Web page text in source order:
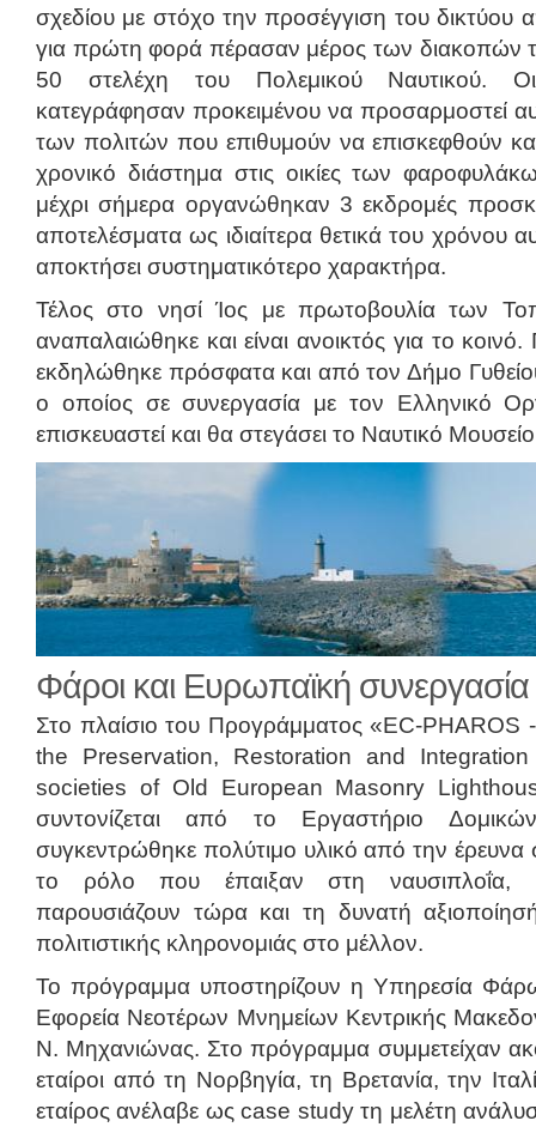
σχεδίου με στόχο την προσέγγιση του
για πρώτη φορά πέρασαν μέρος των διακοπών
50 στελέχη του Πολεμικού Ναυτικού.
κατεγράφησαν προκειμένου να προσαρμοστεί
των πολιτών που επιθυμούν να επισκεφθούν
χρονικό διάστημα στις οικίες των
μέχρι σήμερα οργανώθηκαν 3 εκδρομές
αποτελέσματα ως ιδιαίτερα θετικά του χρόνου
αποκτήσει συστηματικότερο χαρακτήρα.
Τέλος στο νησί Ίος με πρωτοβουλία των
αναπαλαιώθηκε και είναι ανοικτός για το
εκδηλώθηκε πρόσφατα και από τον Δήμο
ο οποίος σε συνεργασία με τον Ελληνικό
επισκευαστεί και θα στεγάσει το Ναυτικό
Φάροι και Ευρωπαϊκή συνεργασία
Στο πλαίσιο του Προγράμματος «EC-
the Preservation, Restoration and
societies of Old European Masonry
συντονίζεται από το Εργαστήριο
συγκεντρώθηκε πολύτιμο υλικό από την έρευνα
το ρόλο που έπαιξαν στη ναυσιπλοΐα,
παρουσιάζουν τώρα και τη δυνατή
πολιτιστικής κληρονομιάς στο μέλλον.
Το πρόγραμμα υποστηρίζουν η Υπηρεσία
Εφορεία Νεοτέρων Μνημείων Κεντρικής
Ν. Μηχανιώνας. Στο πρόγραμμα συμμετείχαν
εταίροι από τη Νορβηγία, τη Βρετανία, την
εταίρος ανέλαβε ως case study τη μελέτη